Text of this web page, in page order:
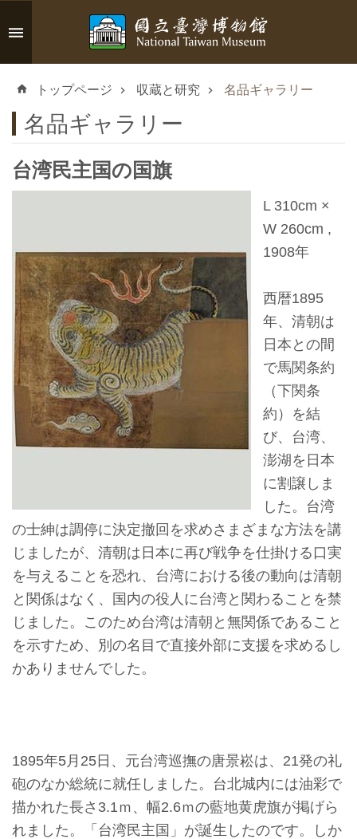
メインのコンテンツブロックにジャンプします
な
索
フ
ォ
メ
ー
シ
ョ
ン
展
報
学
習
リ
ソ
ー
ス
研
究
トップページ 収蔵と研究 名品ギャラリー
名品ギャラリー
台湾民主国の国旗
L 310cm ×
W 260cm ,
1908年
西暦1895
年、清朝は
日本との間
で馬関条約
（下関条
約）を結
び、台湾、
澎湖を日本
に割譲しま
した。台湾
の士紳は調停に決定撤回を求めさまざまな方法を講
じましたが、清朝は日本に再び戦争を仕掛ける口実
を与えることを恐れ、台湾における後の動向は清朝
と関係はなく、国内の役人に台湾と関わることを禁
じました。このため台湾は清朝と無関係であること
を示すため、別の名目で直接外部に支援を求めるし
かありませんでした。
1895年5月25日、元台湾巡撫の唐景崧は、21発の礼
砲のなか総統に就任しました。台北城内には油彩で
描かれた長さ3.1ｍ、幅2.6ｍの藍地黄虎旗が掲げら
れました。「台湾民主国」が誕生したのです。しか